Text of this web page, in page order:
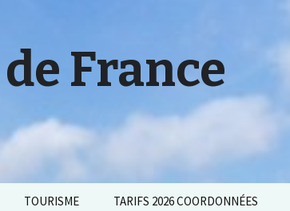
France
TOURISME TARIFS 2026 COORDONNÉES